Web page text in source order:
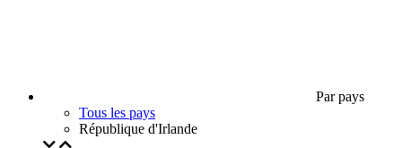
Par pays
Tous les pays
République d'Irlande